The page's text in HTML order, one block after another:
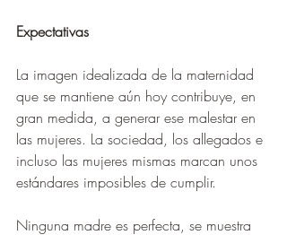
Expectativas
La imagen idealizada de la maternidad
que se mantiene aún hoy contribuye, en
gran medida, a generar ese malestar en
las mujeres. La sociedad, los allegados e
incluso las mujeres mismas marcan unos
estándares imposibles de cumplir.
Ninguna madre es perfecta, se muestra